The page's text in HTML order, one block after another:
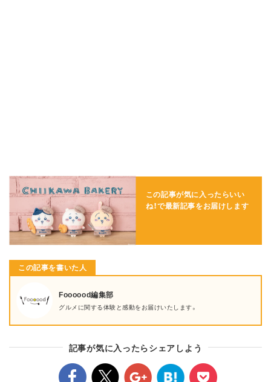
この記事が気に入ったらいい
ね！で最新記事をお届けします
この記事を書いた人
Foooood編集部
グルメに関する体験と感動をお届けいたします。
記事が気に入ったらシェアしよう